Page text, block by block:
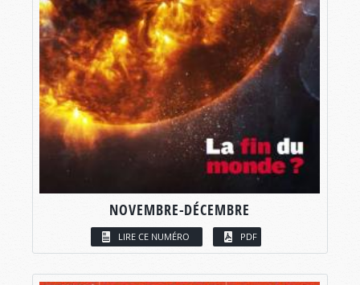
NOVEMBRE-DÉCEMBRE
LIRE CE NUMÉRO PDF